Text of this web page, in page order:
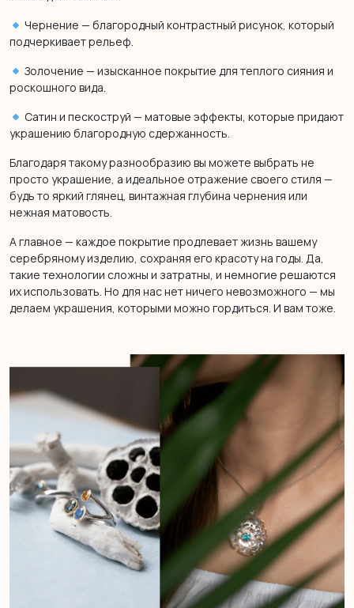
Чернение — благородный контрастный рисунок, который
подчеркивает рельеф.
Золочение — изысканное покрытие для теплого сияния и
роскошного вида.
Сатин и пескоструй — матовые эффекты, которые придают
украшению благородную сдержанность.
Благодаря такому разнообразию вы можете выбрать не
просто украшение, а идеальное отражение своего стиля —
будь то яркий глянец, винтажная глубина чернения или
нежная матовость.
А главное — каждое покрытие продлевает жизнь вашему
серебряному изделию, сохраняя его красоту на годы. Да,
такие технологии сложны и затратны, и немногие решаются
их использовать. Но для нас нет ничего невозможного — мы
делаем украшения, которыми можно гордиться. И вам тоже.